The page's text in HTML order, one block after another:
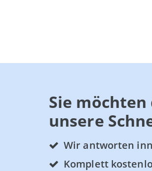
Sie
unsere
Wir antworten
Komplett